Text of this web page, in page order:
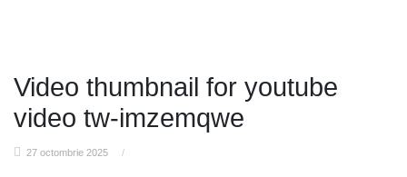
Video thumbnail for youtube
video tw-imzemqwe
27 octombrie 2025 /